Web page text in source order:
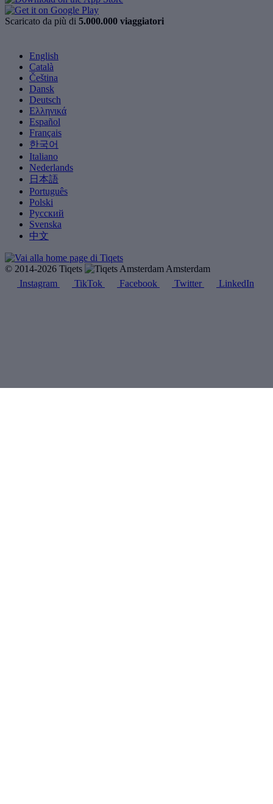
Scaricato da più di 5.000.000 viaggiatori
English
Català
Čeština
Dansk
Deutsch
Ελληνικά
Español
Français
한국어
Italiano
Nederlands
日本語
Português
Polski
Русский
Svenska
中文
© 2014-2026 Tiqets
Amsterdam
Instagram
TikTok Facebook Twitter LinkedIn